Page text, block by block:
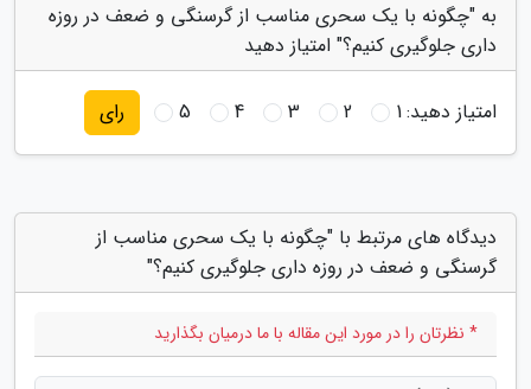
به "چگونه با یک سحری مناسب از گرسنگی و ضعف در روزه
داری جلوگیری کنیم؟" امتیاز دهید
امتیاز دهید:1
2
3
4
5 رای
دیدگاه های مرتبط با "چگونه با یک سحری مناسب از
گرسنگی و ضعف در روزه داری جلوگیری کنیم؟"
* نظرتان را در مورد این مقاله با ما درمیان بگذارید